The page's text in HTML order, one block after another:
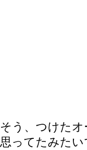
そう、つけた
思ってたみた